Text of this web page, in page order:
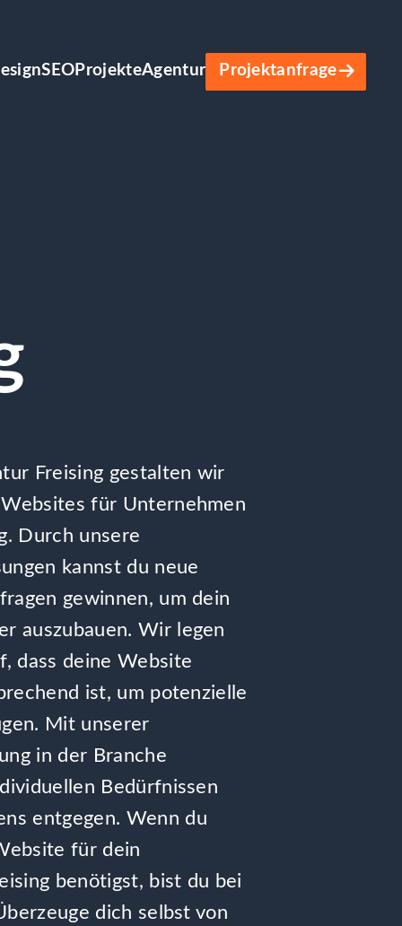
SEO ProjekteAgentur Projektanfrage
Freising gestalten wir
für Unternehmen
Durch unsere
kannst du neue
gewinnen, um dein
auszubauen. Wir legen
dass deine Website
ist, um potenzielle
Mit unserer
in der Branche
Bedürfnissen
entgegen. Wenn du
für dein
benötigst, bist du bei
dich selbst von